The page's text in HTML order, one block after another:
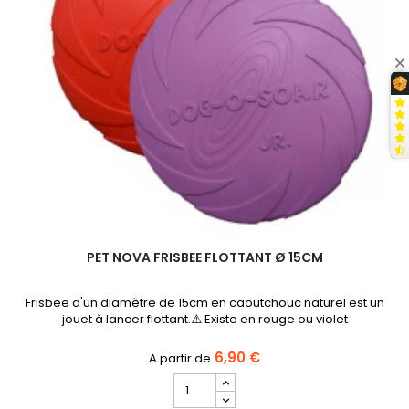
PET NOVA FRISBEE FLOTTANT Ø 15CM
Frisbee d'un diamètre de 15cm en caoutchouc naturel est un
jouet à lancer flottant.⚠️ Existe en rouge ou violet
6,90 €
quantité